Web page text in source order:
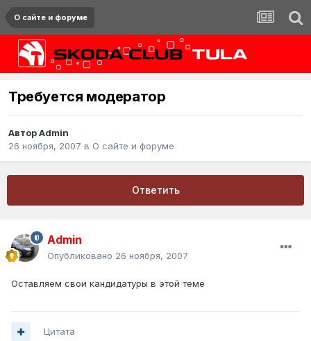
О сайте и форуме
Требуется модератор
АвторAdmin
26 ноября, 2007 в О сайте и форуме
Ответить
Admin
Опубликовано 26 ноября, 2007
Оставляем свои кандидатуры в этой теме
Цитата